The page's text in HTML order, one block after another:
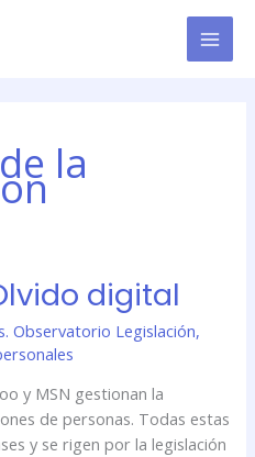
la
digital
Observatorio Legislación,
y MSN gestionan la
de personas. Todas estas
y se rigen por la legislación